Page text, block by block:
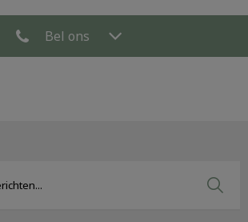
Bel ons